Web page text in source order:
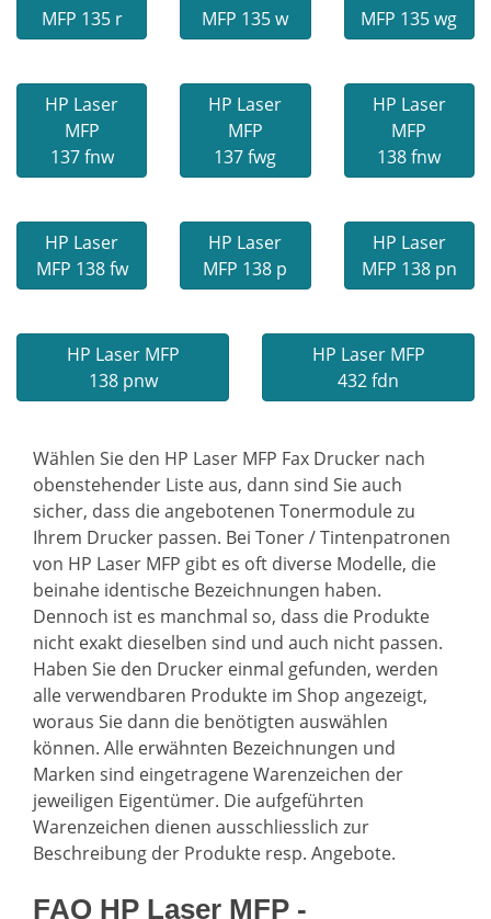
MFP 135 r
MFP 135 w
MFP 135 wg
HP Laser
MFP
137 fnw
HP Laser
MFP
137 fwg
HP Laser
MFP
138 fnw
HP Laser
MFP 138 fw
HP Laser
MFP 138 p
HP Laser
MFP 138 pn
HP Laser MFP
138 pnw
HP Laser MFP
432 fdn
Wählen Sie den HP Laser MFP Fax Drucker nach
obenstehender Liste aus, dann sind Sie auch
sicher, dass die angebotenen Tonermodule zu
Ihrem Drucker passen. Bei Toner / Tintenpatronen
von HP Laser MFP gibt es oft diverse Modelle, die
beinahe identische Bezeichnungen haben.
Dennoch ist es manchmal so, dass die Produkte
nicht exakt dieselben sind und auch nicht passen.
Haben Sie den Drucker einmal gefunden, werden
alle verwendbaren Produkte im Shop angezeigt,
woraus Sie dann die benötigten auswählen
können. Alle erwähnten Bezeichnungen und
Marken sind eingetragene Warenzeichen der
jeweiligen Eigentümer. Die aufgeführten
Warenzeichen dienen ausschliesslich zur
Beschreibung der Produkte resp. Angebote.
FAQ HP Laser MFP -